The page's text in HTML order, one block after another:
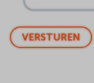
VERSTUREN